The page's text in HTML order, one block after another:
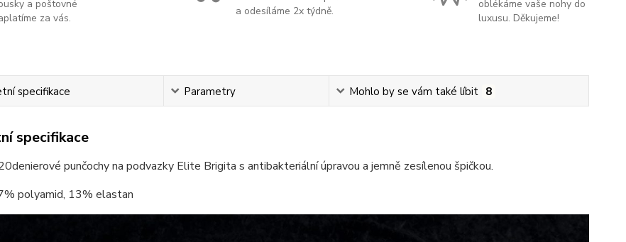
a poštovné
za vás.
a odesíláme 2x týdně.
oblékáme vaše nohy do
luxusu. Děkujeme!
specifikace Parametry Mohlo by se vám také líbit 8
specifikace
punčochy na podvazky Elite Brigita s antibakteriální úpravou a jemně zesílenou špičkou.
polyamid, 13% elastan